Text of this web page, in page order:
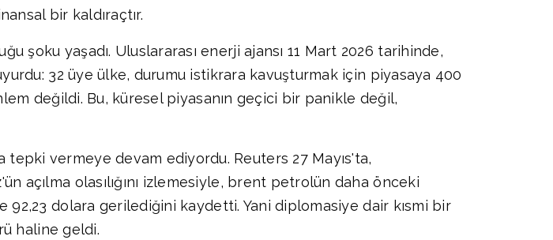
bir kaldıraçtır.
şoku yaşadı. Uluslararası enerji ajansı 11 Mart 2026 tarihinde,
32 üye ülke, durumu istikrara kavuşturmak için piyasaya 400
değildi. Bu, küresel piyasanın geçici bir panikle değil,
tepki vermeye devam ediyordu. Reuters 27 Mayıs'ta,
açılma olasılığını izlemesiyle, brent petrolün daha önceki
92,23 dolara gerilediğini kaydetti. Yani diplomasiye dair kısmi bir
haline geldi.